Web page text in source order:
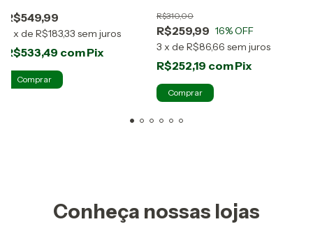
R$549,99
x de R$183,33 sem juros
R$533,49 comPix
R$259,99
R$310,00
16% OFF
3 x de R$86,66 sem juros
R$252,19 comPix
Conheça nossas lojas